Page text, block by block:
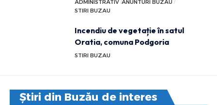
ADMINISTRATIV ANUNTURI BUZAU
STIRI BUZAU
Incendiu de vegetație în satul
Oratia, comuna Podgoria
STIRI BUZAU
Știri din Buzău de interes